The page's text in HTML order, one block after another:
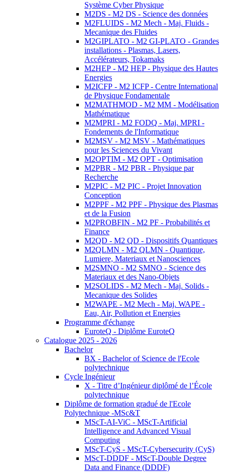
Système Cyber Physique
M2DS - M2 DS - Science des données
M2FLUIDS - M2 Mech - Maj. Fluids -
Mecanique des Fluides
M2GIPLATO - M2 GI-PLATO - Grandes
installations - Plasmas, Lasers,
Accélérateurs, Tokamaks
M2HEP - M2 HEP - Physique des Hautes
Energies
M2ICFP - M2 ICFP - Centre International
de Physique Fondamentale
M2MATHMOD - M2 MM - Modélisation
Mathématique
M2MPRI - M2 FODQ - Maj. MPRI -
Fondements de l'Informatique
M2MSV - M2 MSV - Mathématiques
pour les Sciences du Vivant
M2OPTIM - M2 OPT - Optimisation
M2PBR - M2 PBR - Physique par
Recherche
M2PIC - M2 PIC - Projet Innovation
Conception
M2PPF - M2 PPF - Physique des Plasmas
et de la Fusion
M2PROBFIN - M2 PF - Probabilités et
Finance
M2QD - M2 QD - Dispositifs Quantiques
M2QLMN - M2 QLMN - Quantique,
Lumiere, Materiaux et Nanosciences
M2SMNO - M2 SMNO - Science des
Materiaux et des Nano-Objets
M2SOLIDS - M2 Mech - Maj. Solids -
Mecanique des Solides
M2WAPE - M2 Mech - Maj. WAPE -
Eau, Air, Pollution et Energies
Programme d'échange
EuroteQ - Diplôme EuroteQ
Catalogue 2025 - 2026
Bachelor
BX - Bachelor of Science de l'Ecole
polytechnique
Cycle Ingénieur
X - Titre d’Ingénieur diplômé de l’École
polytechnique
Diplôme de formation gradué de l'Ecole
Polytechnique -MSc&T
MScT-AI-ViC - MScT-Artificial
Intelligence and Advanced Visual
Computing
MScT-CyS - MScT-Cybersecurity (CyS)
MScT-DDDF - MScT-Double Degree
Data and Finance (DDDF)